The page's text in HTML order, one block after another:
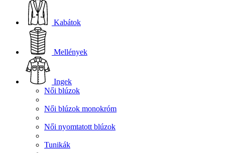
Kabátok
Mellények
Ingek
Női blúzok
Női blúzok monokróm
Női nyomtatott blúzok
Tunikák